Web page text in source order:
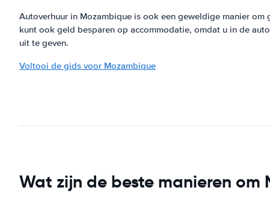
Autoverhuur in Mozambique is ook een geweldige manier
kunt ook geld besparen op accommodatie, omdat u in de
uit te geven.
Voltooi de gids voor Mozambique
Wat zijn de beste manieren om